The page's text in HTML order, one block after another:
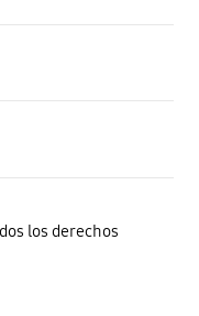
los derechos